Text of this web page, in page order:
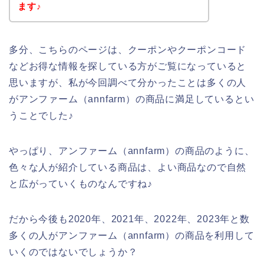
ます♪
多分、こちらのページは、クーポンやクーポンコード
などお得な情報を探している方がご覧になっていると
思いますが、私が今回調べて分かったことは多くの人
がアンファーム（annfarm）の商品に満足しているとい
うことでした♪
やっぱり、アンファーム（annfarm）の商品のように、
色々な人が紹介している商品は、よい商品なので自然
と広がっていくものなんですね♪
だから今後も2020年、2021年、2022年、2023年と数
多くの人がアンファーム（annfarm）の商品を利用して
いくのではないでしょうか？